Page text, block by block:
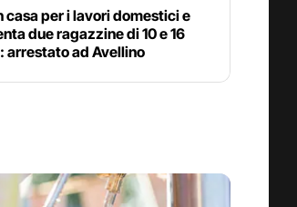
casa per i lavori domestici e
due ragazzine di 10 e 16
arrestato ad Avellino